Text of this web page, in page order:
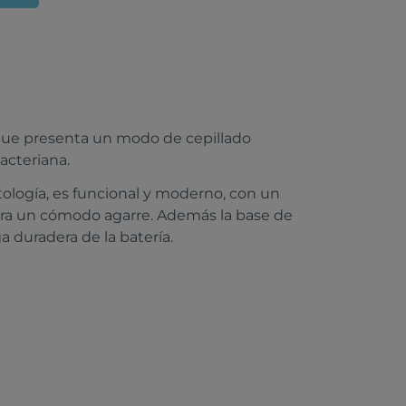
presenta un modo de cepillado
es funcional y moderno, con un
un cómodo agarre. Además la base de
duradera de la batería.